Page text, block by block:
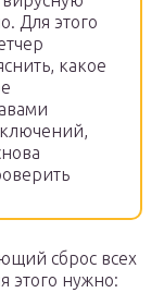
Для этого
какое
сброс всех
этого нужно: